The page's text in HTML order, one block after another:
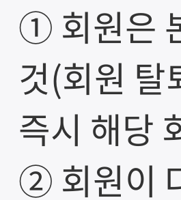
① 회원은
것(회원 탈
즉시 해당
② 회원이